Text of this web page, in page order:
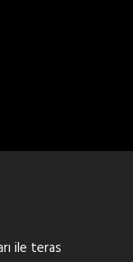
ile teras